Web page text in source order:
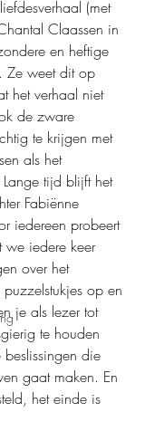
(met
Claassen in
en heftige
Ze weet dit op
het verhaal niet
de zware
te krijgen met
als het
tijd blijft het
Fabiënne
iedereen probeert
we iedere keer
over het
op en
je als lezer tot
te houden
die
gaat maken. En
het einde is